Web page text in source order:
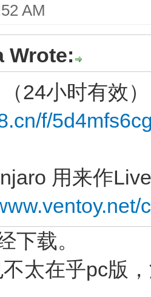
AM
Wrote:
24小时有效）
f/
用来作
下载。
太在乎pc版